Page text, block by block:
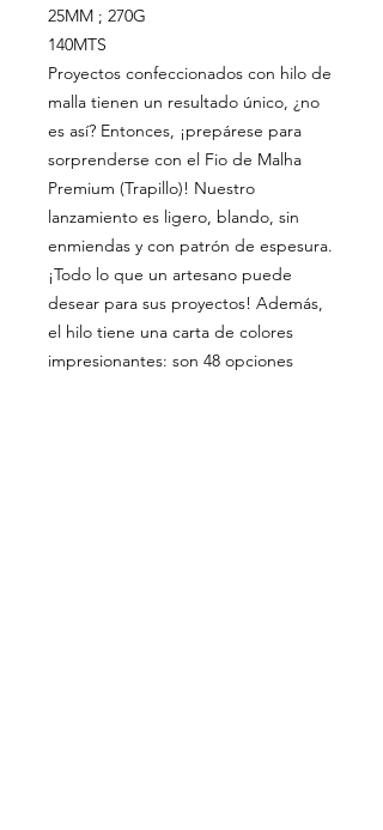
25MM ; 270G
140MTS
Proyectos confeccionados con hilo de
malla tienen un resultado único, ¿no
es así? Entonces, ¡prepárese para
sorprenderse con el Fio de Malha
Premium (Trapillo)! Nuestro
lanzamiento es ligero, blando, sin
enmiendas y con patrón de espesura.
¡Todo lo que un artesano puede
desear para sus proyectos! Además,
el hilo tiene una carta de colores
impresionantes: son 48 opciones